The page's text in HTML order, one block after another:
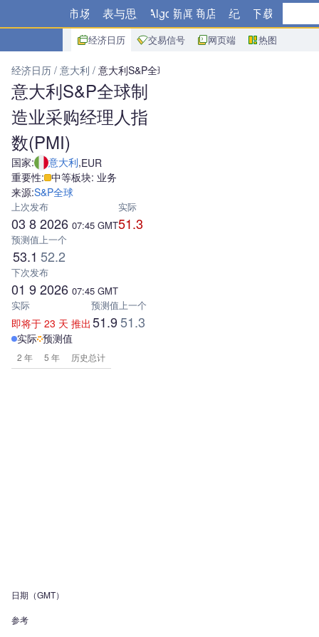
市场 图表与思路 Algo 新闻 商店 经纪商 下载
经济日历 交易信号 网页端 热图
经济日历 意大利 意大利S&P全球制造业采购经理人指数(PMI)
意大利S&P全球制
造业采购经理人指
数(PMI)
国家: 意大利,EUR
重要性: 中等板块: 业务
来源:S&P全球
上次发布
03 8 2026 07:45 GMT
实际
51.3
预测值
53.1
上一个
52.2
下次发布
01 9 2026 07:45 GMT
实际
即将于 23 天 推出
预测值
51.9
上一个
51.3
实际 预测值
2 年 5 年 历史总计
日期（GMT）
参考